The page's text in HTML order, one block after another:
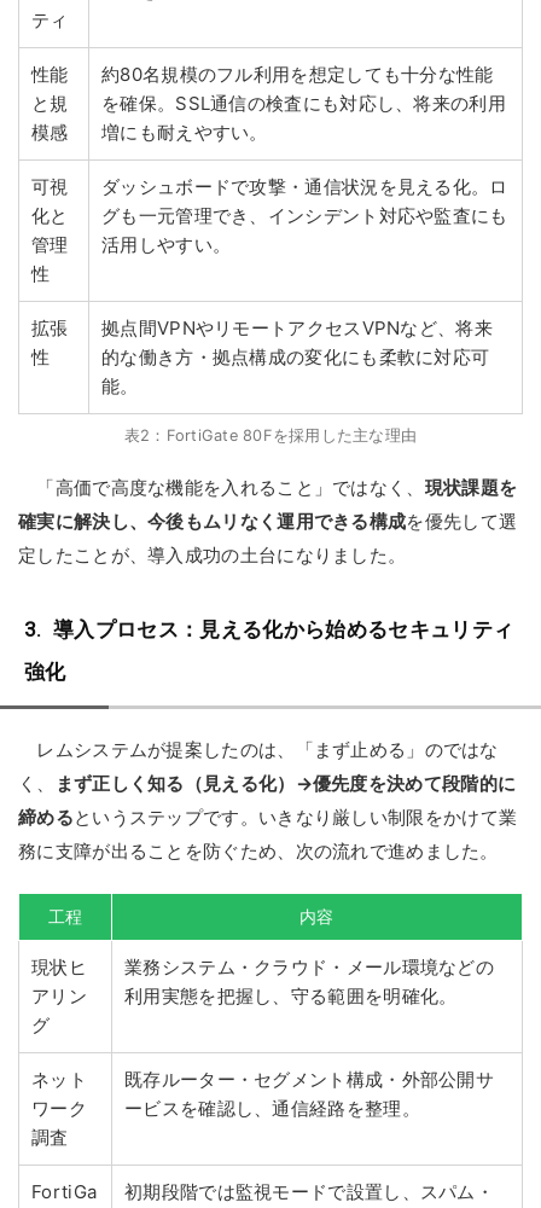
ティ
性能
と規
模感
約80名規模のフル利用を想定しても十分な性能
を確保。SSL通信の検査にも対応し、将来の利用
増にも耐えやすい。
可視
化と
管理
性
ダッシュボードで攻撃・通信状況を見える化。ロ
グも一元管理でき、インシデント対応や監査にも
活用しやすい。
拡張
性
拠点間VPNやリモートアクセスVPNなど、将来
的な働き方・拠点構成の変化にも柔軟に対応可
能。
表2：FortiGate 80Fを採用した主な理由
「高価で高度な機能を入れること」ではなく、 現状課題を
確実に解決し、今後もムリなく運用できる構成を優先して選
定したことが、導入成功の土台になりました。
導入プロセス：見える化から始めるセキュリティ
強化
レムシステムが提案したのは、「まず止める」のではな
く、
まず正しく知る（見える化）→優先度を決めて段階的に
締めるというステップです。いきなり厳しい制限をかけて業
務に支障が出ることを防ぐため、次の流れで進めました。
工程 内容
現状ヒ
アリン
グ
業務システム・クラウド・メール環境などの
利用実態を把握し、守る範囲を明確化。
ネット
ワーク
調査
既存ルーター・セグメント構成・外部公開サ
ービスを確認し、通信経路を整理。
FortiGa
初期段階では監視モードで設置し、スパム・